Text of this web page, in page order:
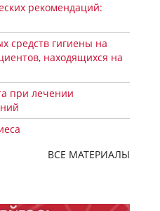
рекомендаций:
средств гигиены на
находящихся на
при лечении
ВСЕ МАТЕРИАЛЫ